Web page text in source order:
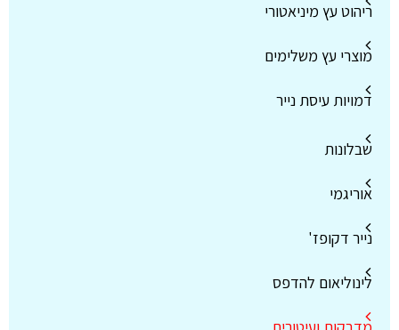
ריהוט עץ מיניאטורי
מוצרי עץ משלימים
דמויות עיסת נייר
שבלונות
אוריגמי
נייר דקופז'
לינוליאום להדפס